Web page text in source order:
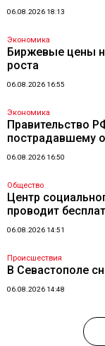
06.08.2026 18:13
Экономика
Биржевые цены
роста
06.08.2026 16:55
Экономика
Правительство
пострадавшему
06.08.2026 16:50
Общество
Центр
проводит
06.08.2026 14:51
Происшествия
В Севастополе
06.08.2026 14:48